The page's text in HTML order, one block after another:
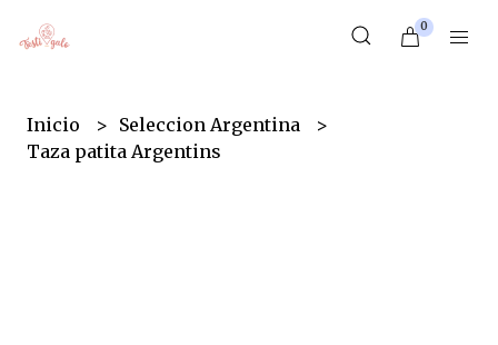
0
Inicio
Seleccion Argentina
Taza patita Argentins